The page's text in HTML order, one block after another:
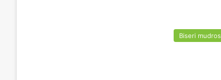
Biseri